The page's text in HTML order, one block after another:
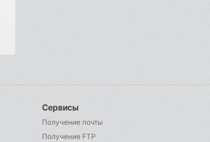
Сервисы
Получение почты
Получение FTP